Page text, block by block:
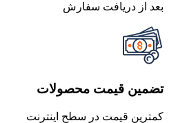
بعد از دریافت سفارش
تضمین قیمت محصولات
کمترین قیمت در سطح اینترنت